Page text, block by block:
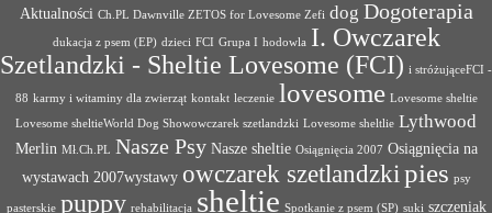
Aktualności Ch.PL Dawnville ZETOS for Lovesome Zefi dog Dogoterapia
dukacja z psem (EP) dzieci FCI Grupa I hodowla I. Owczarek
Szetlandzki - Sheltie Lovesome (FCI) i stróżująceFCI -
88 karmy i witaminy dla zwierząt kontakt leczenie lovesome Lovesome sheltie
Lovesome sheltieWorld Dog Showowczarek szetlandzki Lovesome sheltlie Lythwood
Merlin Mł.Ch.PL Nasze Psy Nasze sheltie Osiągnięcia 2007 Osiągnięcia na
wystawach 2007wystawy owczarek szetlandzkipies psy
pasterskie puppy rehabilitacja sheltie Spotkanie z psem (SP) suki szczeniak